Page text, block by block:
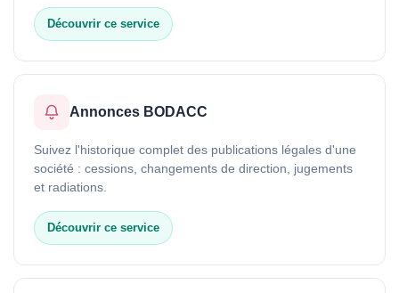
Découvrir ce service
Annonces BODACC
Suivez l'historique complet des publications légales d'une
société : cessions, changements de direction, jugements
et radiations.
Découvrir ce service